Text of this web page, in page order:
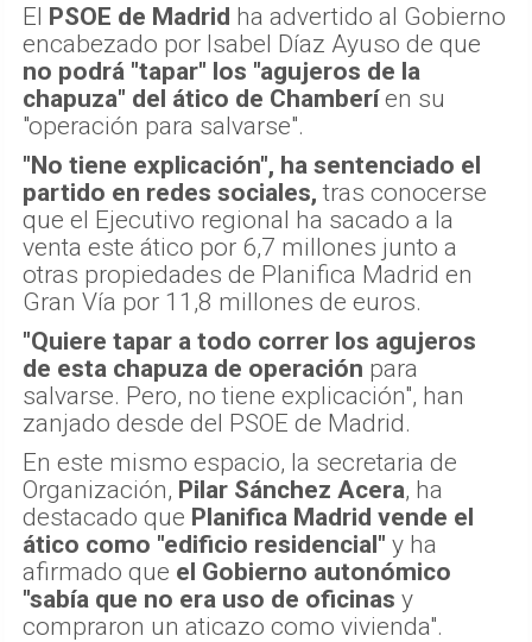
El PSOE de Madrid ha advertido al Gobierno
encabezado por Isabel Díaz Ayuso de que
no podrá "tapar" los "agujeros de la
chapuza" del ático de Chamberíen su
"operación para salvarse".
"No tiene explicación", ha sentenciado el
partido en redes sociales, tras conocerse
que el Ejecutivo regional ha sacado a la
venta este ático por 6,7 millones junto a
otras propiedades de Planifica Madrid en
Gran Vía por 11,8 millones de euros.
"Quiere tapar a todo correr los agujeros
de esta chapuza de operación para
salvarse. Pero, no tiene explicación", han
zanjado desde del PSOE de Madrid.
En este mismo espacio, la secretaria de
Organización, Pilar Sánchez Acera, ha
destacado que Planifica Madrid vende el
ático como "edificio residencial" y ha
afirmado que el Gobierno autonómico
"sabía que no era uso de oficinas y
compraron un aticazo como vivienda".